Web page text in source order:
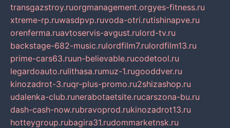
transgazstroy.ruorgmanagement.orgyes-fitness.ru
xtreme-rp.ruwasdpvp.ruvoda-otri.rutishinapve.ru
orenferma.ruavtoservis-avgust.rulord-tv.ru
backstage-682-music.rulordfilm7.rulordfilm13.ru
prime-cars63.ruun-believable.rucodetool.ru
legardoauto.rulithasa.rumuz-1.rugooddver.ru
kinozadrot-3.ruqr-plus-promo.ru2shizashop.ru
udalenka-club.runerabotaetsite.rucarszona-bu.ru
dash-cash-now.rubravoprod.rukinozadrot13.ru
hotteygroup.rubagira31.rudommarketnsk.ru